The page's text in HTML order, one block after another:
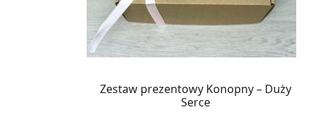
Zestaw prezentowy Konopny – Duży
Serce